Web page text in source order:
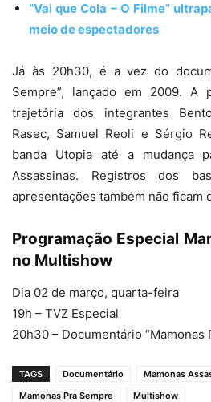
“Vai que Cola – O Filme”
meio de espectadores
Já às 20h30, é a vez do
Sempre”, lançado em 2009. A
trajetória dos integrantes
Rasec, Samuel Reoli e Sérgio
banda Utopia até a mudança
Assassinas. Registros dos
apresentações também não ficam
Programação Especial
no Multishow
Dia 02 de março, quarta-feira
19h – TVZ Especial
20h30 – Documentário “Mamonas
TAGS Documentário
Mamonas
Mamonas Pra Sempre
Multishow